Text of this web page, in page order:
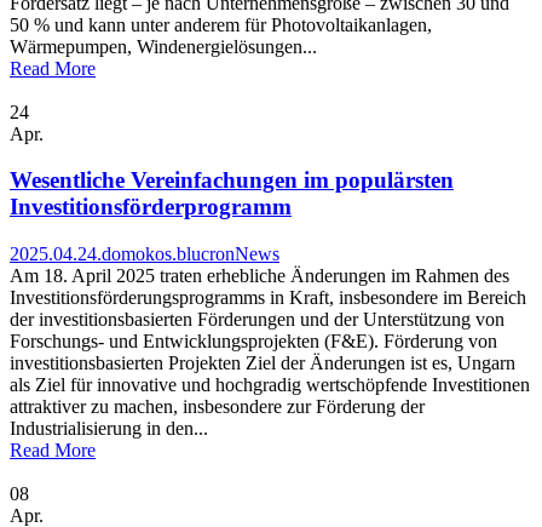
50 % und kann unter anderem für Photovoltaikanlagen,
Wärmepumpen, Windenergielösungen...
Read More
24
Apr.
Wesentliche Vereinfachungen im populärsten
Investitionsförderprogramm
2025.04.24.domokos.blucronNews
Am 18. April 2025 traten erhebliche Änderungen im Rahmen des
Investitionsförderungsprogramms in Kraft, insbesondere im Bereich
der investitionsbasierten Förderungen und der Unterstützung von
Forschungs- und Entwicklungsprojekten (F&E). Förderung von
investitionsbasierten Projekten Ziel der Änderungen ist es, Ungarn
als Ziel für innovative und hochgradig wertschöpfende Investitionen
attraktiver zu machen, insbesondere zur Förderung der
Industrialisierung in den...
Read More
08
Apr.